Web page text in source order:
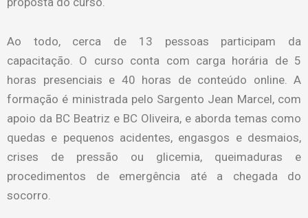
Ao todo, cerca de 13 pessoas participam da
capacitação. O curso conta com carga horária de 5
horas presenciais e 40 horas de conteúdo online. A
formação é ministrada pelo Sargento Jean Marcel, com
apoio da BC Beatriz e BC Oliveira, e aborda temas como
quedas e pequenos acidentes, engasgos e desmaios,
crises de pressão ou glicemia, queimaduras e
procedimentos de emergência até a chegada do
socorro.